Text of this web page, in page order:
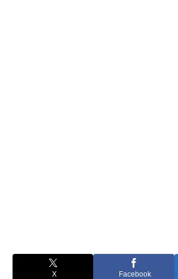
X Facebook